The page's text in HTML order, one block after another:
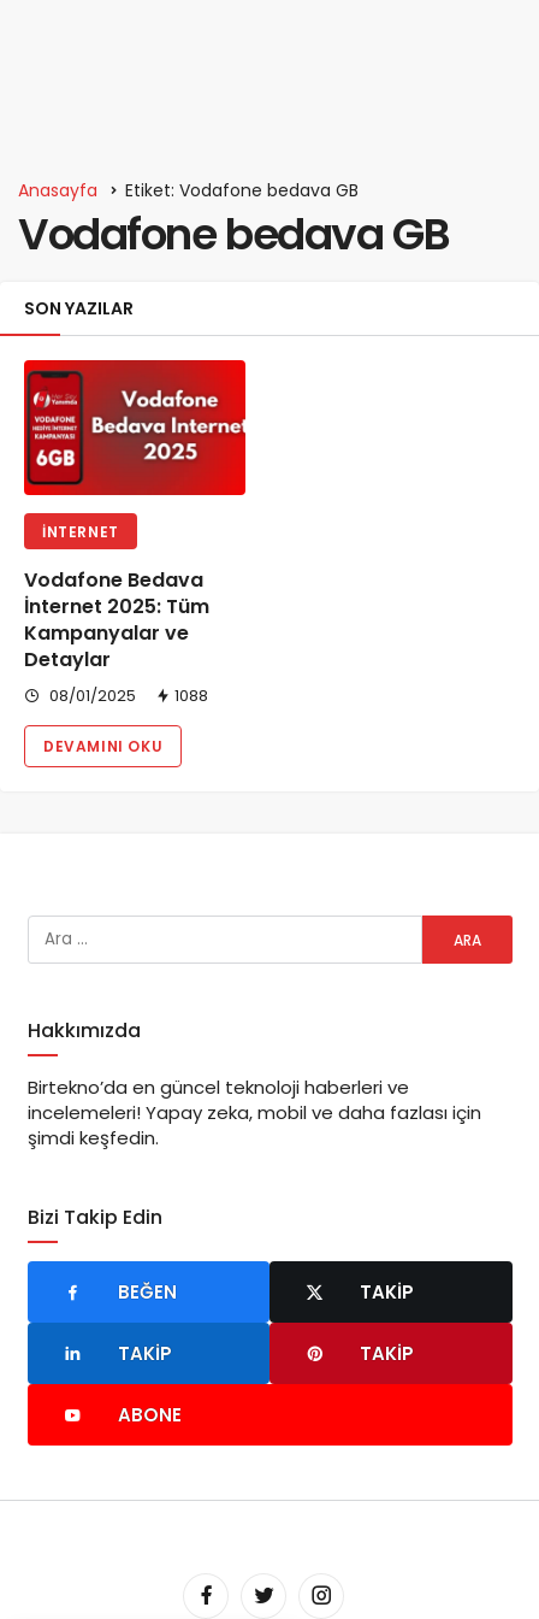
Anasayfa Etiket: Vodafone bedava GB
Vodafone bedava GB
SON YAZILAR
İNTERNET
Vodafone Bedava
İnternet 2025: Tüm
Kampanyalar ve
Detaylar
08/01/2025 1088
DEVAMINI OKU
Hakkımızda
Birtekno’da en güncel teknoloji haberleri ve
incelemeleri! Yapay zeka, mobil ve daha fazlası için
şimdi keşfedin.
Bizi Takip Edin
BEĞEN TAKIP
TAKIP TAKIP
ABONE